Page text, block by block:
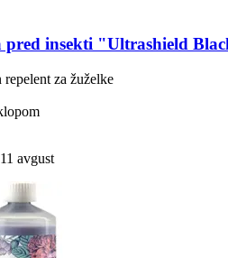
pred insekti "Ultrashield
za žuželke
avgust